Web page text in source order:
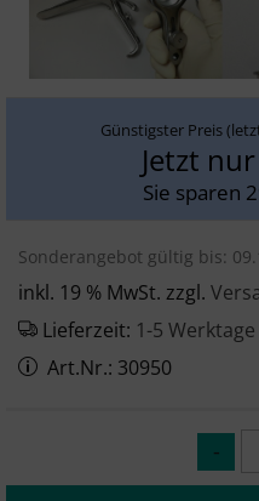
Günstigster Preis
Jetzt
Sie sparen
Sonderangebot gültig bis:
inkl. 19 % MwSt. zzgl.
Lieferzeit: 1-5
Art.Nr.: 30950